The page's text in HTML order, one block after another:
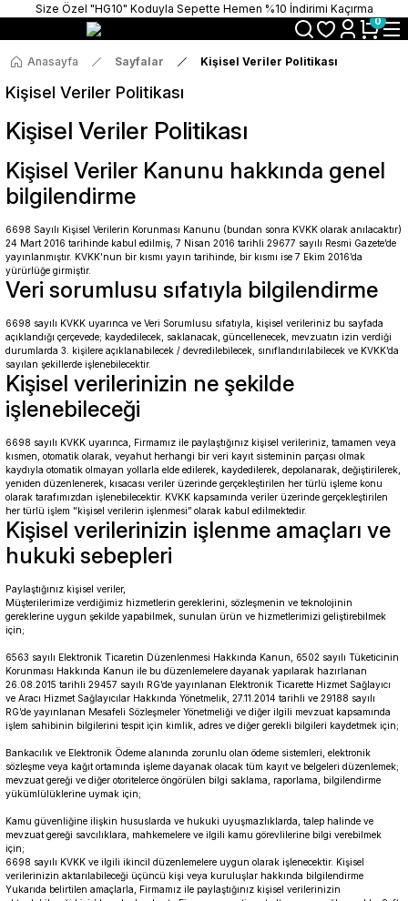
Size Özel "HG10" Koduyla Sepette Hemen %10 İndirimi Kaçırma
0
Anasayfa Sayfalar Kişisel Veriler Politikası
Kişisel Veriler Politikası
Kişisel Veriler Politikası
Kişisel Veriler Kanunu hakkında genel
bilgilendirme
6698 Sayılı Kişisel Verilerin Korunması Kanunu (bundan sonra KVKK olarak anılacaktır)
24 Mart 2016 tarihinde kabul edilmiş, 7 Nisan 2016 tarihli 29677 sayılı Resmi Gazete’de
yayınlanmıştır. KVKK’nun bir kısmı yayın tarihinde, bir kısmı ise 7 Ekim 2016’da
yürürlüğe girmiştir.
Veri sorumlusu sıfatıyla bilgilendirme
6698 sayılı KVKK uyarınca ve Veri Sorumlusu sıfatıyla, kişisel verileriniz bu sayfada
açıklandığı çerçevede; kaydedilecek, saklanacak, güncellenecek, mevzuatın izin verdiği
durumlarda 3. kişilere açıklanabilecek / devredilebilecek, sınıflandırılabilecek ve KVKK’da
sayılan şekillerde işlenebilecektir.
Kişisel verilerinizin ne şekilde
işlenebileceği
6698 sayılı KVKK uyarınca, Firmamız ile paylaştığınız kişisel verileriniz, tamamen veya
kısmen, otomatik olarak, veyahut herhangi bir veri kayıt sisteminin parçası olmak
kaydıyla otomatik olmayan yollarla elde edilerek, kaydedilerek, depolanarak, değiştirilerek,
yeniden düzenlenerek, kısacası veriler üzerinde gerçekleştirilen her türlü işleme konu
olarak tarafımızdan işlenebilecektir. KVKK kapsamında veriler üzerinde gerçekleştirilen
her türlü işlem "kişisel verilerin işlenmesi” olarak kabul edilmektedir.
Kişisel verilerinizin işlenme amaçları ve
hukuki sebepleri
Paylaştığınız kişisel veriler,
Müşterilerimize verdiğimiz hizmetlerin gereklerini, sözleşmenin ve teknolojinin
gereklerine uygun şekilde yapabilmek, sunulan ürün ve hizmetlerimizi geliştirebilmek
için;
6563 sayılı Elektronik Ticaretin Düzenlenmesi Hakkında Kanun, 6502 sayılı Tüketicinin
Korunması Hakkında Kanun ile bu düzenlemelere dayanak yapılarak hazırlanan
26.08.2015 tarihli 29457 sayılı RG’de yayınlanan Elektronik Ticarette Hizmet Sağlayıcı
ve Aracı Hizmet Sağlayıcılar Hakkında Yönetmelik, 27.11.2014 tarihli ve 29188 sayılı
RG’de yayınlanan Mesafeli Sözleşmeler Yönetmeliği ve diğer ilgili mevzuat kapsamında
işlem sahibinin bilgilerini tespit için kimlik, adres ve diğer gerekli bilgileri kaydetmek için;
Bankacılık ve Elektronik Ödeme alanında zorunlu olan ödeme sistemleri, elektronik
sözleşme veya kağıt ortamında işleme dayanak olacak tüm kayıt ve belgeleri düzenlemek;
mevzuat gereği ve diğer otoritelerce öngörülen bilgi saklama, raporlama, bilgilendirme
yükümlülüklerine uymak için;
Kamu güvenliğine ilişkin hususlarda ve hukuki uyuşmazlıklarda, talep halinde ve
mevzuat gereği savcılıklara, mahkemelere ve ilgili kamu görevlilerine bilgi verebilmek
için;
6698 sayılı KVKK ve ilgili ikincil düzenlemelere uygun olarak işlenecektir. Kişisel
verilerinizin aktarılabileceği üçüncü kişi veya kuruluşlar hakkında bilgilendirme
Yukarıda belirtilen amaçlarla, Firmamız ile paylaştığınız kişisel verilerinizin